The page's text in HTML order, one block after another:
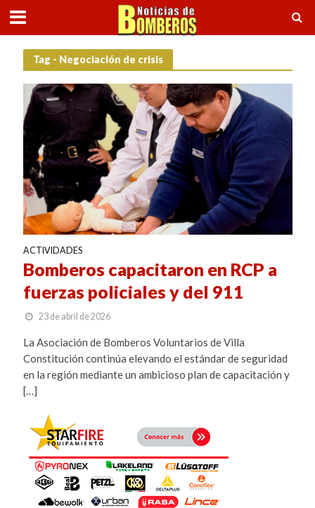
Tag - Negociación de crisis
ACTIVIDADES
Bomberos capacitaron en RCP a
fuerzas policiales y del 911
23 de abril de 2026
La Asociación de Bomberos Voluntarios de Villa
Constitución continúa elevando el estándar de seguridad
en la región mediante un ambicioso plan de capacitación y
[…]